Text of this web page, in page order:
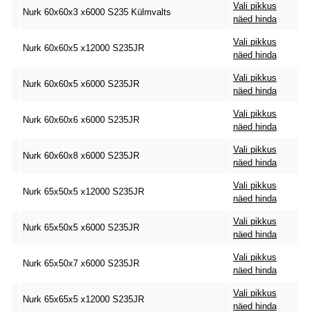
Nurk 60x60x3 x6000 S235 Külmvalts
Vali pikkus
näed hinda
Nurk 60x60x5 x12000 S235JR
Vali pikkus
näed hinda
Nurk 60x60x5 x6000 S235JR
Vali pikkus
näed hinda
Nurk 60x60x6 x6000 S235JR
Vali pikkus
näed hinda
Nurk 60x60x8 x6000 S235JR
Vali pikkus
näed hinda
Nurk 65x50x5 x12000 S235JR
Vali pikkus
näed hinda
Nurk 65x50x5 x6000 S235JR
Vali pikkus
näed hinda
Nurk 65x50x7 x6000 S235JR
Vali pikkus
näed hinda
Nurk 65x65x5 x12000 S235JR
Vali pikkus
näed hinda